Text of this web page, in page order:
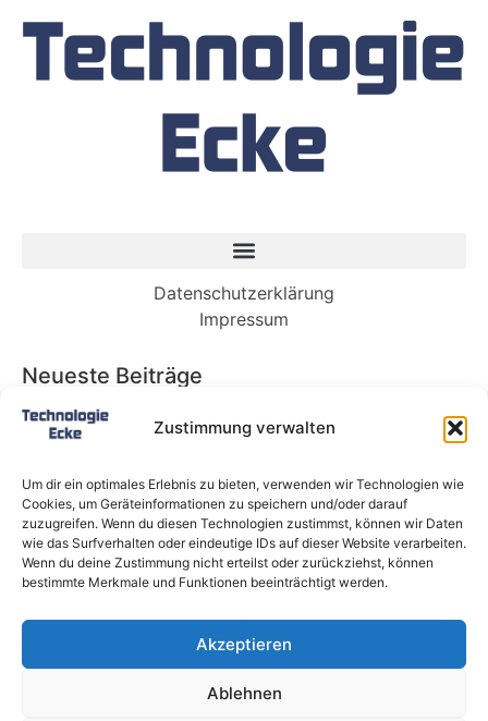
Zustimmung verwalten
Um dir ein optimales Erlebnis zu bieten, verwenden wir Technologien wie
Cookies, um Geräteinformationen zu speichern und/oder darauf
zuzugreifen. Wenn du diesen Technologien zustimmst, können wir Daten
wie das Surfverhalten oder eindeutige IDs auf dieser Website verarbeiten.
Wenn du deine Zustimmung nicht erteilst oder zurückziehst, können
bestimmte Merkmale und Funktionen beeinträchtigt werden.
Akzeptieren
Ablehnen
Datenschutzerklärung
Impressum
Neueste Beiträge
Babybett 90×200: Die perfekte Lösung für
wachsende Kinder und kleine Räume
Deutschland endlich ein Recht auf Kühlung
braucht
Schneckentempo: Die langsamsten Autos der
Welt
Softwareentwicklungsteam: Das sind die